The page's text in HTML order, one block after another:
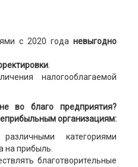
с 2020 годаневыгодно
.
налогооблагаемой
во благо предприятия?
организациям:
категориями
на прибыль.
благотворительные